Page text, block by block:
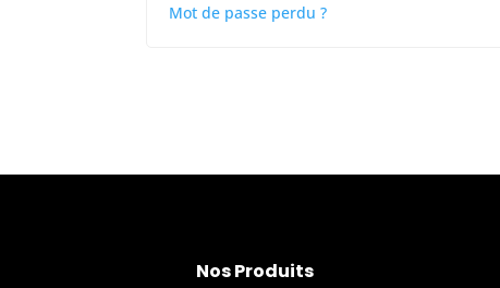
Mot de passe perdu ?
Nos Produits